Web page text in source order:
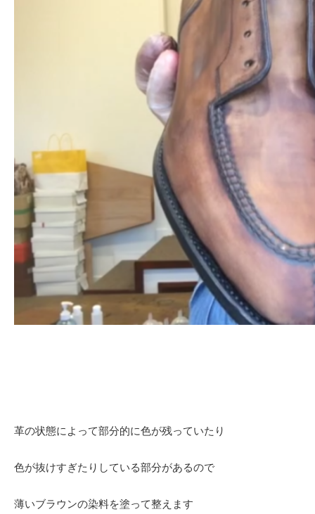
革の状態によって部分的に色が残っていたり
色が抜けすぎたりしている部分があるので
薄いブラウンの染料を塗って整えます